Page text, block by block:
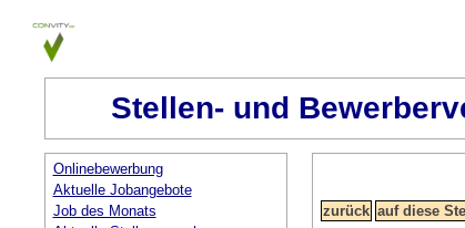
Stellen- und
Onlinebewerbung
Aktuelle Jobangebote
Job des Monats